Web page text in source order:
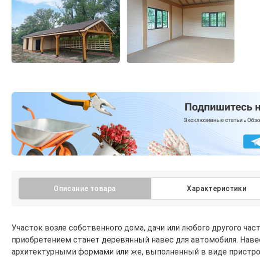
Описание товара Характеристики
Участок возле собственного дома, дачи или любого другого
приобретением станет деревянный навес для автомобиля.
архитектурными формами или же, выполненный в виде